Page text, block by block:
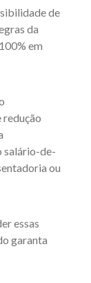
de
da
em
redução
salário-de-
ou
essas
garanta